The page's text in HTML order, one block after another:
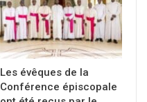
Les évêques de la
Conférence épiscopale